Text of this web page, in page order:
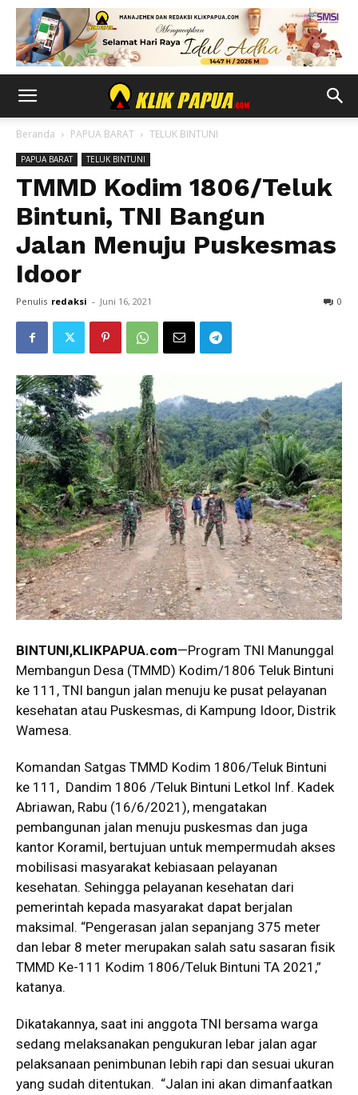
Beranda PAPUA BARAT TELUK BINTUNI
PAPUA BARAT TELUK BINTUNI
TMMD Kodim 1806/Teluk
Bintuni, TNI Bangun
Jalan Menuju Puskesmas
Idoor
Penulis redaksi - Juni 16, 2021 0
BINTUNI,KLIKPAPUA.com—Program TNI Manunggal
Membangun Desa (TMMD) Kodim/1806 Teluk Bintuni
ke 111, TNI bangun jalan menuju ke pusat pelayanan
kesehatan atau Puskesmas, di Kampung Idoor, Distrik
Wamesa.
Komandan Satgas TMMD Kodim 1806/Teluk Bintuni
ke 111, Dandim 1806 /Teluk Bintuni Letkol Inf. Kadek
Abriawan, Rabu (16/6/2021), mengatakan
pembangunan jalan menuju puskesmas dan juga
kantor Koramil, bertujuan untuk mempermudah akses
mobilisasi masyarakat kebiasaan pelayanan
kesehatan. Sehingga pelayanan kesehatan dari
pemerintah kepada masyarakat dapat berjalan
maksimal. “Pengerasan jalan sepanjang 375 meter
dan lebar 8 meter merupakan salah satu sasaran fisik
TMMD Ke-111 Kodim 1806/Teluk Bintuni TA 2021,”
katanya.
Dikatakannya, saat ini anggota TNI bersama warga
sedang melaksanakan pengukuran lebar jalan agar
pelaksanaan penimbunan lebih rapi dan sesuai ukuran
yang sudah ditentukan. “Jalan ini akan dimanfaatkan